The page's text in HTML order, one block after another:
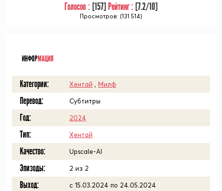
Голосов : [157] Рейтинг : [7.2/10]
Просмотров: (131 514)
ИНФОРМАЦИЯ
Категории: Хентай Милф
Перевод: Субтитры
Год: 2024
Тип: Хентай
Качество: Upscale-AI
Эпизоды: 2 из 2
Выход: c 15.03.2024 по 24.05.2024